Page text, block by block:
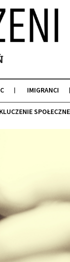
IMIGRANCI
SPOŁECZNE